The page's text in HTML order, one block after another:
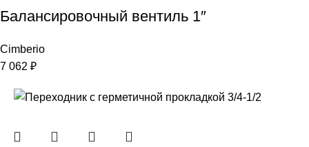
Балансировочный вентиль 1″
Cimberio
7 062 ₽